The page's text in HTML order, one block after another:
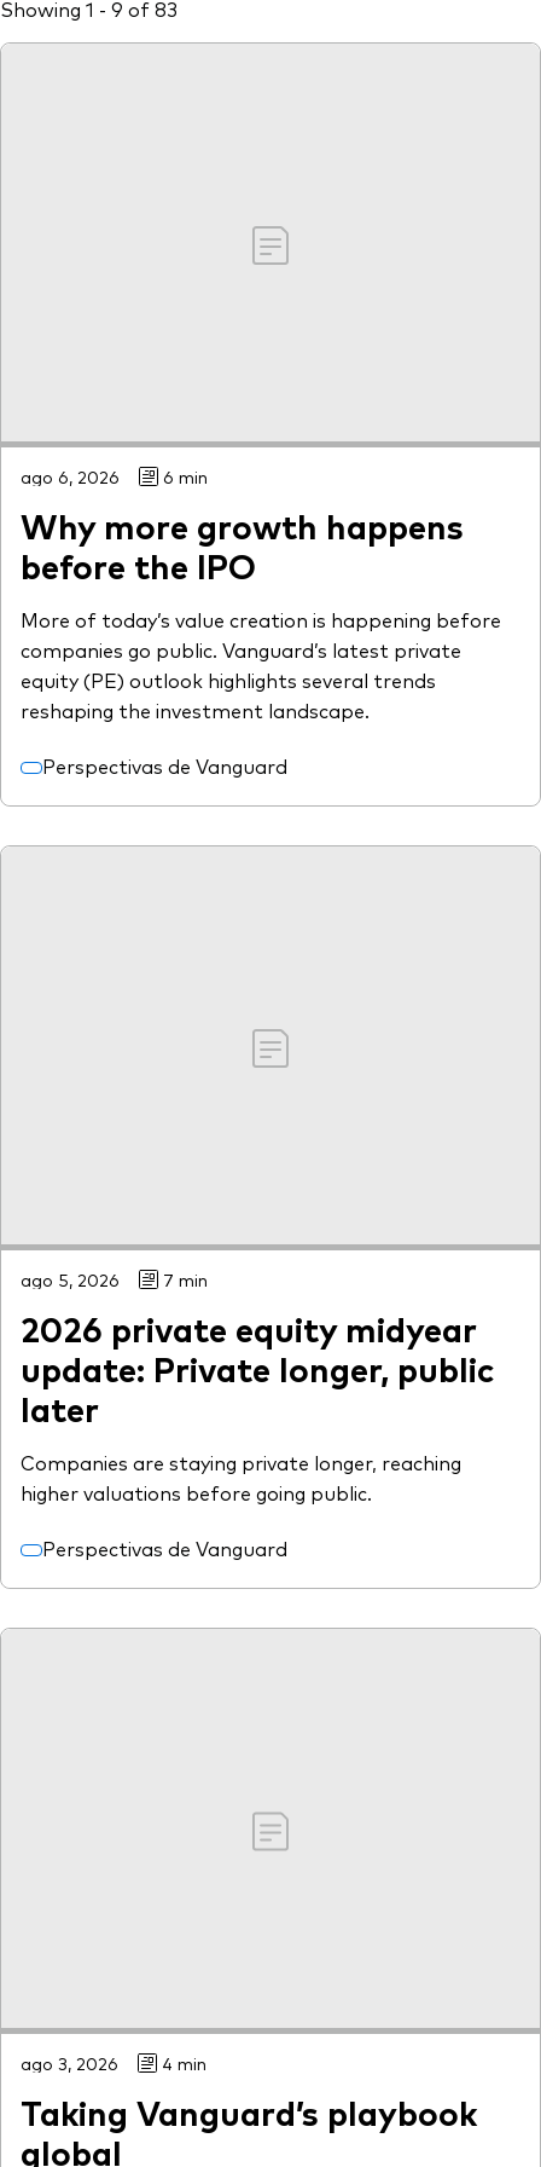
Showing 1 - 9 of 83
ago 6, 2026 6 min
Why more growth happens
before the IPO
More of today’s value creation is happening before
companies go public. Vanguard’s latest private
equity (PE) outlook highlights several trends
reshaping the investment landscape.
Perspectivas de Vanguard
ago 5, 2026 7 min
2026 private equity midyear
update: Private longer, public
later
Companies are staying private longer, reaching
higher valuations before going public.
Perspectivas de Vanguard
ago 3, 2026 4 min
Taking Vanguard’s playbook
global